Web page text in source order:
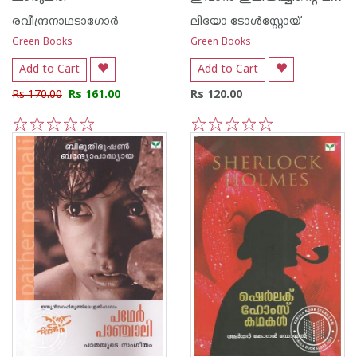
രവീന്ദ്രനാഥടാഗോര്‍
Green Books
Add to Cart
Rs 170.00 Rs 161.00
5
4
3
2
1
ലിയോ ടോള്‍സ്റ്റോയ്
Green Books
Add to Cart
Rs 120.00
5
4
3
2
1